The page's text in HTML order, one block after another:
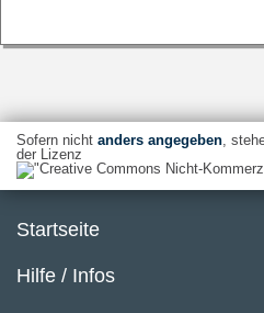
Sofern nicht anders angegeben,
der Lizenz
Startseite
Hilfe / Infos